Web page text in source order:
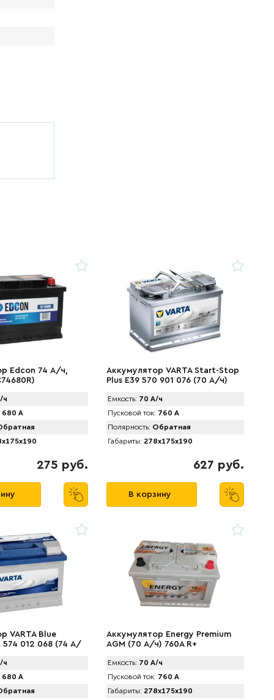
Edcon 74 А/ч,
ч
680 А
275 руб.
Аккумулятор VARTA Start-Stop
Plus E39 570 901 076 (70 А/ч)
Емкость: 70 А/ч
Пусковой ток: 760 А
Полярность: Обратная
Габариты: 278x175x190
627 руб.
В корзину
VARTA Blue
574 012 068 (74 А/
ч
680 А
Аккумулятор Energy Premium
AGM (70 А/ч) 760A R+
Емкость: 70 А/ч
Пусковой ток: 760 А
Габариты: 278x175x190